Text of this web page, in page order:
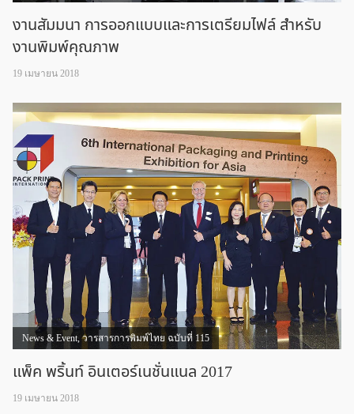
งานสัมมนา การออกแบบและการเตรียมไฟล์ สำหรับ
งานพิมพ์คุณภาพ
19 เมษายน 2018
News & Event ,วารสารการพิมพ์ไทย ฉบับที่ 115
แพ็ค พริ้นท์ อินเตอร์เนชั่นแนล 2017
19 เมษายน 2018